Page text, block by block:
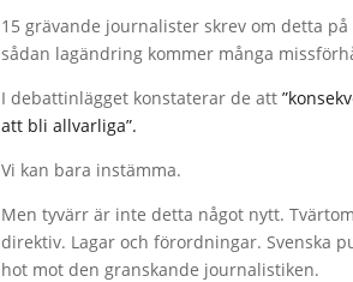
15 grävande journalister skrev om detta på
sådan lagändring kommer många
I debattinlägget konstaterar de att
att bli allvarliga”.
Vi kan bara instämma.
Men tyvärr är inte detta något nytt.
direktiv. Lagar och förordningar. Svenska
hot mot den granskande journalistiken.